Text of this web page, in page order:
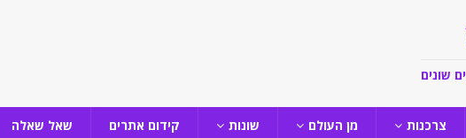
שונים
צרכנות מן העולם שונות קידום אתרים שאל שאלה